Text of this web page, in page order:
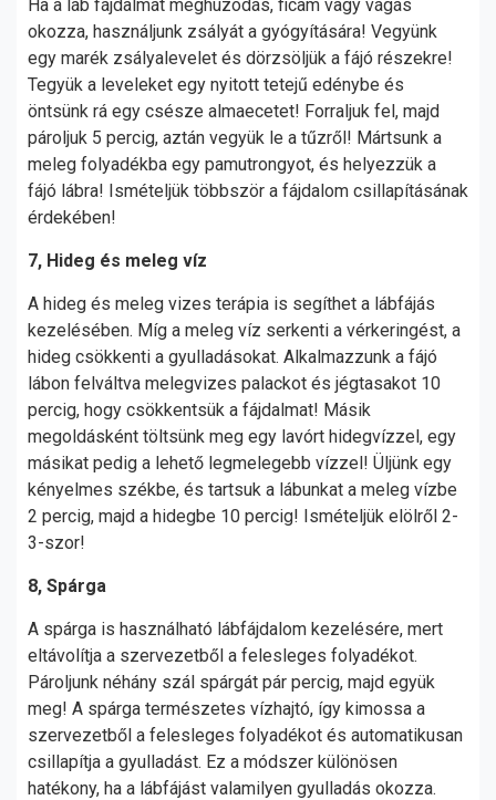
Ha a láb fájdalmát meghúzódás, ficam vagy vágás
okozza, használjunk zsályát a gyógyítására! Vegyünk
egy marék zsályalevelet és dörzsöljük a fájó részekre!
Tegyük a leveleket egy nyitott tetejű edénybe és
öntsünk rá egy csésze almaecetet! Forraljuk fel, majd
pároljuk 5 percig, aztán vegyük le a tűzről! Mártsunk a
meleg folyadékba egy pamutrongyot, és helyezzük a
fájó lábra! Ismételjük többször a fájdalom csillapításának
érdekében!
7, Hideg és meleg víz
A hideg és meleg vizes terápia is segíthet a lábfájás
kezelésében. Míg a meleg víz serkenti a vérkeringést, a
hideg csökkenti a gyulladásokat. Alkalmazzunk a fájó
lábon felváltva melegvizes palackot és jégtasakot 10
percig, hogy csökkentsük a fájdalmat! Másik
megoldásként töltsünk meg egy lavórt hidegvízzel, egy
másikat pedig a lehető legmelegebb vízzel! Üljünk egy
kényelmes székbe, és tartsuk a lábunkat a meleg vízbe
2 percig, majd a hidegbe 10 percig! Ismételjük elölről 2-
3-szor!
8, Spárga
A spárga is használható lábfájdalom kezelésére, mert
eltávolítja a szervezetből a felesleges folyadékot.
Pároljunk néhány szál spárgát pár percig, majd együk
meg! A spárga természetes vízhajtó, így kimossa a
szervezetből a felesleges folyadékot és automatikusan
csillapítja a gyulladást. Ez a módszer különösen
hatékony, ha a lábfájást valamilyen gyulladás okozza.